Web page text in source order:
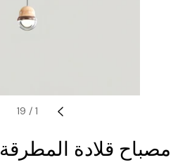
1
/
19
مصباح قلادة المطرقة